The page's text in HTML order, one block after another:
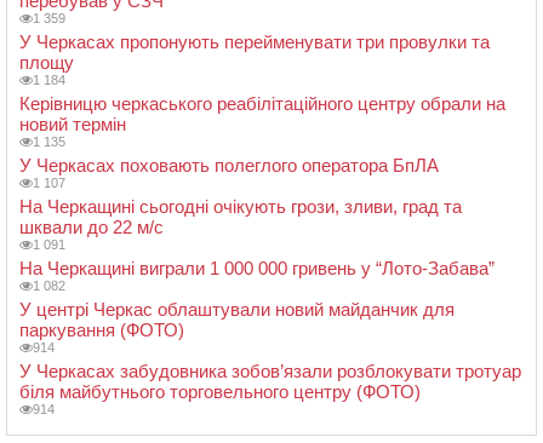
1 359
У Черкасах пропонують перейменувати три провулки та
площу
1 184
Керівницю черкаського реабілітаційного центру обрали на
новий термін
1 135
У Черкасах поховають полеглого оператора БпЛА
1 107
На Черкащині сьогодні очікують грози, зливи, град та
шквали до 22 м/с
1 091
На Черкащині виграли 1 000 000 гривень у “Лото-Забава”
1 082
У центрі Черкас облаштували новий майданчик для
паркування (ФОТО)
914
У Черкасах забудовника зобов’язали розблокувати тротуар
біля майбутнього торговельного центру (ФОТО)
914